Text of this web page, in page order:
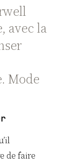
avec la
Mode
de faire